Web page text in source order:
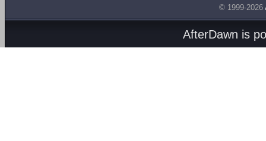
© 1999-2026
AfterDawn is